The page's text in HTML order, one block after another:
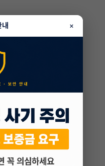
원 X
원 X38
개월
원
×